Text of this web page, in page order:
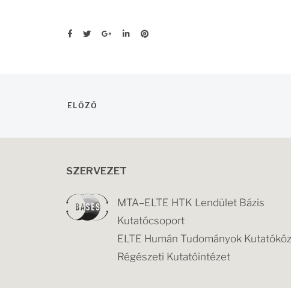
ELŐZŐ
SZERVEZET
MTA–ELTE HTK Lendület Bázis
Kutatócsoport
ELTE Humán Tudományok
Régészeti Kutatóintézet